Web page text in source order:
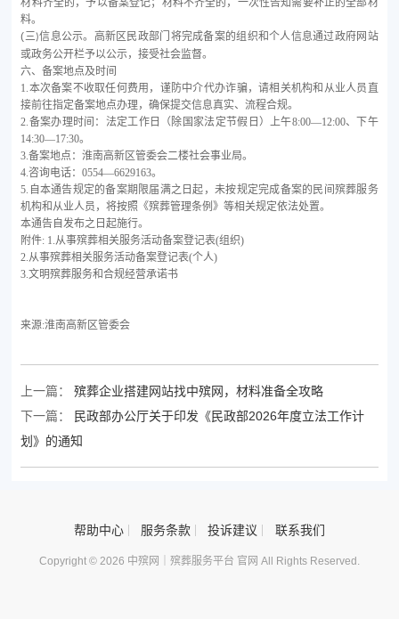
材料齐全的，予以备案登记；材料不齐全的，一次性告知需要补正的全部材
料。
(三)信息公示。高新区民政部门将完成备案的组织和个人信息通过政府网站
或政务公开栏予以公示，接受社会监督。
六、备案地点及时间
1.本次备案不收取任何费用，谨防中介代办诈骗，请相关机构和从业人员直
接前往指定备案地点办理，确保提交信息真实、流程合规。
2.备案办理时间：法定工作日（除国家法定节假日）上午8:00—12:00、下午
14:30—17:30。
3.备案地点：淮南高新区管委会二楼社会事业局。
4.咨询电话：0554—6629163。
5.自本通告规定的备案期限届满之日起，未按规定完成备案的民间殡葬服务
机构和从业人员，将按照《殡葬管理条例》等相关规定依法处置。
本通告自发布之日起施行。
附件: 1.从事殡葬相关服务活动备案登记表(组织)
2.从事殡葬相关服务活动备案登记表(个人)
3.文明殡葬服务和合规经营承诺书
来源:淮南高新区管委会
上一篇：殡葬企业搭建网站找中殡网，材料准备全攻略
下一篇： 民政部办公厅关于印发《民政部2026年度立法工作计
划》的通知
帮助中心 服务条款 投诉建议 联系我们
Copyright © 2026 中殡网｜殡葬服务平台 官网 All Rights Reserved.